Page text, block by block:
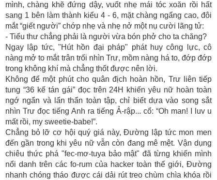
mình, chàng khẽ đứng dậy, vuốt nhẹ mái tóc xoăn rồi hất
sang 1 bên làm thành kiểu 4 - 6, mặt chàng ngẩng cao, đôi
mắt “giết người” chớp nhẹ và nhẹ nở một nụ cười lãng tử:
- Tiểu thư chẳng phải là người vừa bón phở cho ta chăng?
Ngay lập tức, "Hút hồn đại pháp" phát huy công lực, cô
nàng mở to mắt trân trối nhìn Trư, mồm nàng há to, đớp đớp
trong không khí mà chẳng thốt được nên lời.
Không để một phút cho quân địch hoàn hồn, Trư liên tiếp
tung “36 kế tán gái” đọc trên 24H khiến yêu nữ hoàn toàn
ngớ ngẩn và lẩn thẩn toàn tập, chỉ biết dựa vào song sắt
nhìn Trư đọc tiếng Anh ra tiếng Ả-rập... cổ: “Oh man! I luv u
mất rồi, my sweetie-babe!”.
Chẳng bỏ lỡ cơ hội quý giá này, Đường lập tức mon men
đến gần trong khi yêu nữ vẫn còn đang mê mệt. Vận dụng
chiêu thức phá "fec-mơ-tuya bảo mật" đã từng khiến mình
nổi danh trên các fo-rum của hacker toàn thế giới, Đường
nhanh chóng tháo được cái dải rút treo chùm chìa khóa rồi